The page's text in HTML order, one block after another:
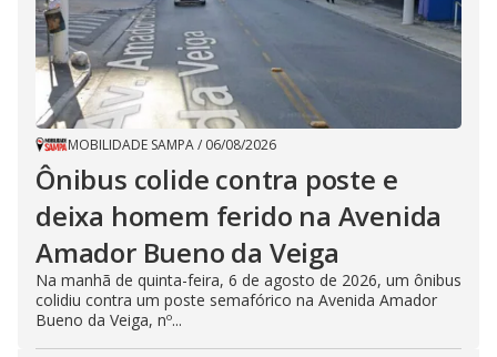
MOBILIDADE SAMPA/ 06/08/2026
Ônibus colide contra poste e
deixa homem ferido na Avenida
Amador Bueno da Veiga
Na manhã de quinta-feira, 6 de agosto de 2026, um ônibus
colidiu contra um poste semafórico na Avenida Amador
Bueno da Veiga, nº...